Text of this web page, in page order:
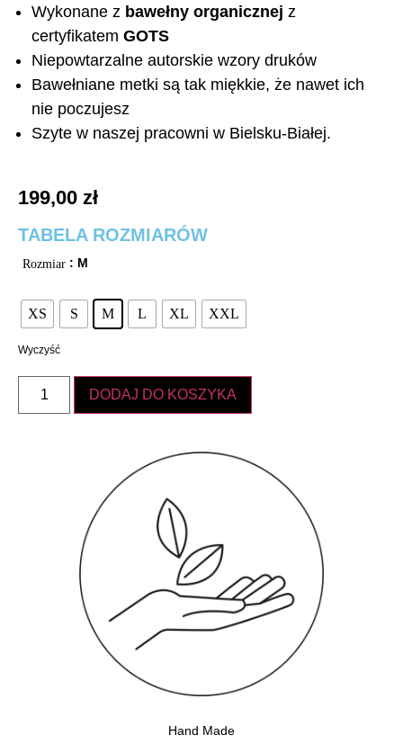
Wykonane z bawełny organicznej z
certyfikatem GOTS
Niepowtarzalne autorskie wzory druków
Bawełniane metki są tak miękkie, że nawet ich
nie poczujesz
Szyte w naszej pracowni w Bielsku-Białej.
199,00 zł
TABELA ROZMIARÓW
Rozmiar : M
XS S M L XL XXL
Wyczyść
DODAJ DO KOSZYKA
Hand Made